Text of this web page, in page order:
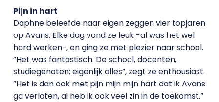
Pijn in hart
Daphne beleefde naar eigen zeggen vier topjaren
op Avans. Elke dag vond ze leuk -al was het wel
hard werken-, en ging ze met plezier naar school.
”Het was fantastisch. De school, docenten,
studiegenoten; eigenlijk alles”, zegt ze enthousiast.
”Het is dan ook met pijn mijn mijn hart dat ik Avans
ga verlaten, al heb ik ook veel zin in de toekomst.”